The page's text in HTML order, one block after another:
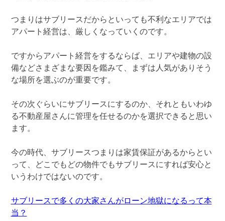
つまりはサブリースだからといっても不利なエリアでは
アパート経営は、厳しくなっていくのです。
ですからアパート経営をするならば、エリアや建物の設
備などさまざまな要因を鑑みて、まずは人気がありそう
な場所を選ぶのが重要です。
その次ぐらいにサブリースにするのか、それともいわゆ
る不動産屋さんに管理を任せるのかを選択できると思い
ます。
今の時代、サブリースつまりは家賃保証があるからとい
って、どこでもどの物件でもサブリースにすれば安心と
いうわけではないのです。
サブリースで多くの大家さんがローン地獄になるって本
当？